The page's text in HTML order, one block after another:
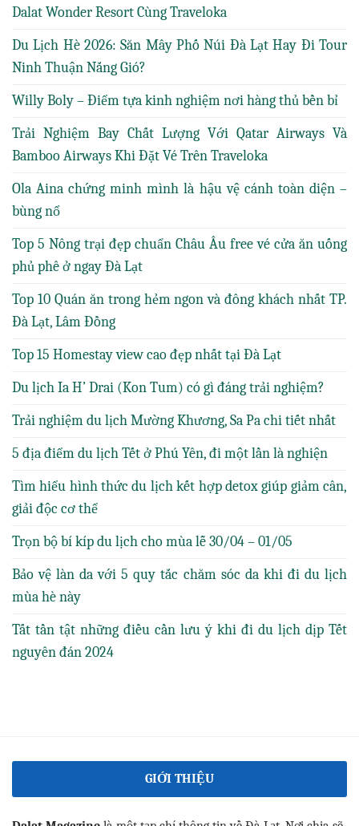
Dalat Wonder Resort Cùng Traveloka
Du Lịch Hè 2026: Săn Mây Phố Núi Đà Lạt Hay Đi Tour
Ninh Thuận Nắng Gió?
Willy Boly – Điểm tựa kinh nghiệm nơi hàng thủ bền bỉ
Trải Nghiệm Bay Chất Lượng Với Qatar Airways Và
Bamboo Airways Khi Đặt Vé Trên Traveloka
Ola Aina chứng minh mình là hậu vệ cánh toàn diện –
bùng nổ
Top 5 Nông trại đẹp chuẩn Châu Âu free vé cửa ăn uống
phủ phê ở ngay Đà Lạt
Top 10 Quán ăn trong hẻm ngon và đông khách nhất TP.
Đà Lạt, Lâm Đồng
Top 15 Homestay view cao đẹp nhất tại Đà Lạt
Du lịch Ia H’ Drai (Kon Tum) có gì đáng trải nghiệm?
Trải nghiệm du lịch Mường Khương, Sa Pa chi tiết nhất
5 địa điểm du lịch Tết ở Phú Yên, đi một lần là nghiện
Tìm hiểu hình thức du lịch kết hợp detox giúp giảm cân,
giải độc cơ thể
Trọn bộ bí kíp du lịch cho mùa lễ 30/04 – 01/05
Bảo vệ làn da với 5 quy tắc chăm sóc da khi đi du lịch
mùa hè này
Tất tần tật những điều cần lưu ý khi đi du lịch dịp Tết
nguyên đán 2024
GIỚI THIỆU